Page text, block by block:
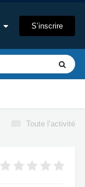
S’inscrire
Toute l’activité